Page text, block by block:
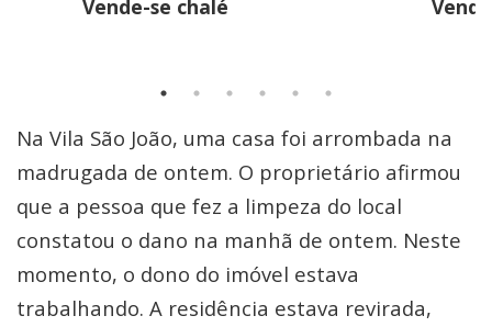
Vende-se chalé
Na Vila São João, uma casa foi arrombada na
madrugada de ontem. O proprietário afirmou
que a pessoa que fez a limpeza do local
constatou o dano na manhã de ontem. Neste
momento, o dono do imóvel estava
trabalhando. A residência estava revirada,